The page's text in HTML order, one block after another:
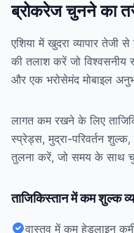
ब्रोकरेज चुनने का
एशिया में खुदरा व्यापार तेजी
की तलाश करें जो विश्वसनीय
और एक भरोसेमंद मोबाइल
लागत कम रखने के लिए
स्प्रेड्स, मुद्रा-परिवर्तन
तुलना करें, जो समय के साथ
ताजिकिस्तान में कम शुल्क
वास्तव में कम हेडलाइन